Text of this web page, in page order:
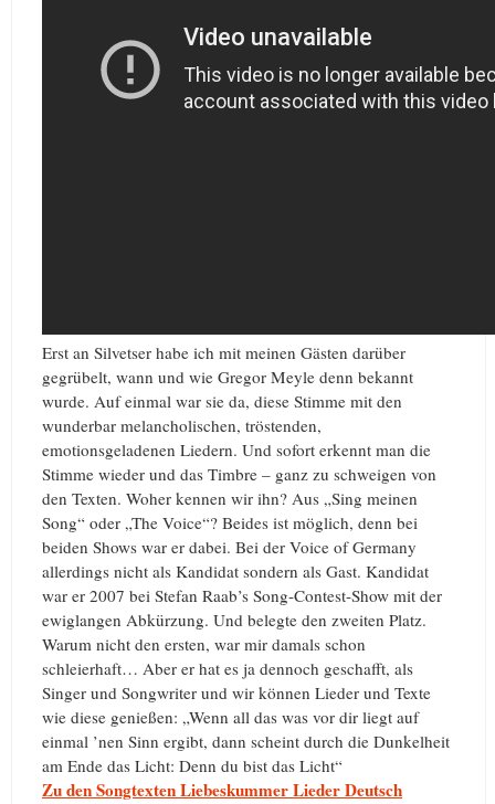
Erst an Silvetser habe ich mit meinen Gästen darüber
gegrübelt, wann und wie Gregor Meyle denn bekannt
wurde. Auf einmal war sie da, diese Stimme mit den
wunderbar melancholischen, tröstenden,
emotionsgeladenen Liedern. Und sofort erkennt man die
Stimme wieder und das Timbre – ganz zu schweigen von
den Texten. Woher kennen wir ihn? Aus „Sing meinen
Song“ oder „The Voice“? Beides ist möglich, denn bei
beiden Shows war er dabei. Bei der Voice of Germany
allerdings nicht als Kandidat sondern als Gast. Kandidat
war er 2007 bei Stefan Raab’s Song-Contest-Show mit der
ewiglangen Abkürzung. Und belegte den zweiten Platz.
Warum nicht den ersten, war mir damals schon
schleierhaft… Aber er hat es ja dennoch geschafft, als
Singer und Songwriter und wir können Lieder und Texte
wie diese genießen: „Wenn all das was vor dir liegt auf
einmal ’nen Sinn ergibt, dann scheint durch die Dunkelheit
am Ende das Licht: Denn du bist das Licht“
Zu den Songtexten Liebeskummer Lieder Deutsch